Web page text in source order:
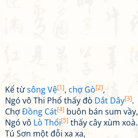
Kể từsông Vệ[1], chợ Gò[2],
Ngó vô Thi Phổ thấy đò Dắt Dây[3].
ChợĐồng Cát[4] buôn bán sum vầy,
Ngó vô Lò Thổi[5] thấy cây xùm xoà.
Tú Sơn một đỗi xa xa,